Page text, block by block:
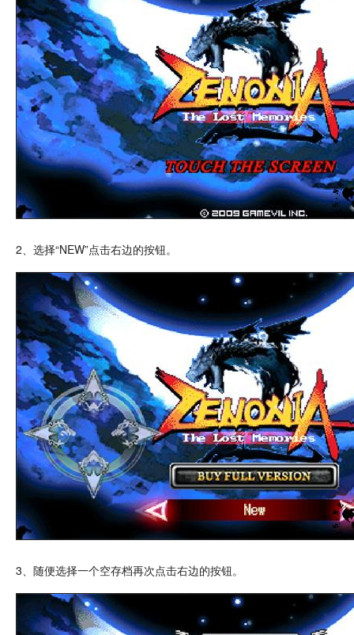
2、选择“NEW”点击右边的按钮。
3、随便选择一个空存档再次点击右边的按钮。